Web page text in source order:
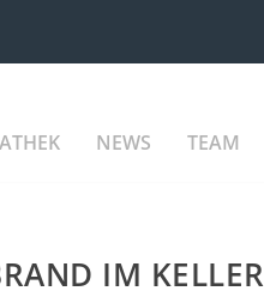
NEWS TEAM
IM KELLER